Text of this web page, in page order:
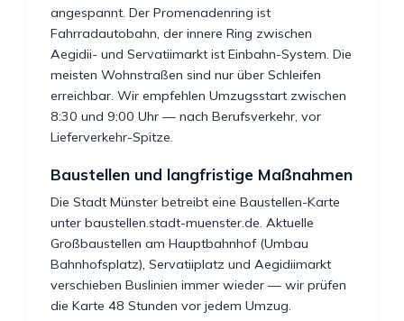
angespannt. Der Promenadenring ist
Fahrradautobahn, der innere Ring zwischen
Aegidii- und Servatiimarkt ist Einbahn-System. Die
meisten Wohnstraßen sind nur über Schleifen
erreichbar. Wir empfehlen Umzugsstart zwischen
8:30 und 9:00 Uhr — nach Berufsverkehr, vor
Lieferverkehr-Spitze.
Baustellen und langfristige Maßnahmen
Die Stadt Münster betreibt eine Baustellen-Karte
unter baustellen.stadt-muenster.de. Aktuelle
Großbaustellen am Hauptbahnhof (Umbau
Bahnhofsplatz), Servatiiplatz und Aegidiimarkt
verschieben Buslinien immer wieder — wir prüfen
die Karte 48 Stunden vor jedem Umzug.